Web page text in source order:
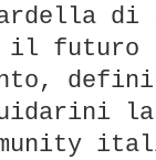
il futuro